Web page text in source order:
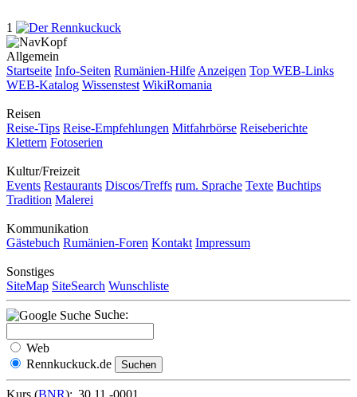
1
Allgemein
Startseite Info-Seiten Rumänien-Hilfe Anzeigen Top WEB-Links
WEB-Katalog Wissenstest WikiRomania
Reisen
Reise-Tips Reise-Empfehlungen Mitfahrbörse Reiseberichte
Klettern Fotoserien
Kultur/Freizeit
Events Restaurants Discos/Treffs rum. Sprache Texte Buchtips
Tradition Malerei
Kommunikation
Gästebuch Rumänien-Foren Kontakt Impressum
Sonstiges
SiteMap SiteSearch Wunschliste
Suche:
Web
Rennkuckuck.de